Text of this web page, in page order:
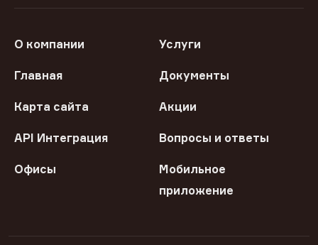
О компании Услуги
Главная Документы
Карта сайта Акции
API Интеграция Вопросы и ответы
Офисы
Мобильное
приложение